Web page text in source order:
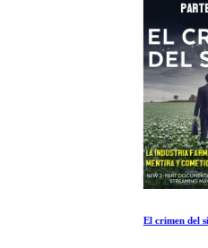
El crimen del siglo parte 1de2